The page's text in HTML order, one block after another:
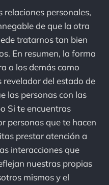
personales,
de que la otra
tratarnos tan bien
En resumen, la forma
a los demás como
del estado de
las personas con las
Si te encuentras
personas que te hacen
prestar atención a
interacciones que
nuestras propias
mismos y el